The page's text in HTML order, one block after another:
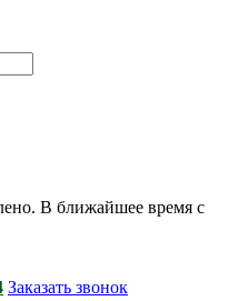
В ближайшее время с
Заказать звонок